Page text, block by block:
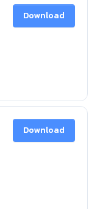
Download
Download